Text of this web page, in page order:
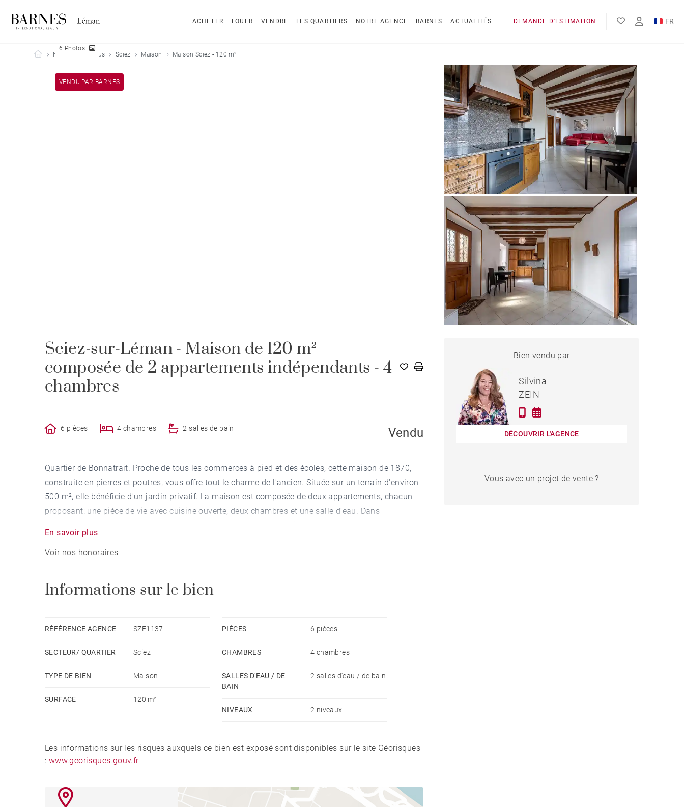
ACHETER LOUER VENDRE LES QUARTIERS NOTRE AGENCE BARNES ACTUALITÉS DEMANDE D'ESTIMATION
FR
Barnes Leman
Nos biens vendus Sciez Maison Maison Sciez - 120 m²
VENDU PAR BARNES
6 Photos
Sciez-sur-Léman - Maison de 120 m²
composée de 2 appartements indépendants - 4
chambres
6 pièces 4 chambres 2 salles de bain Vendu
Quartier de Bonnatrait. Proche de tous les commerces à pied et des écoles, cette maison de 1870,
construite en pierres et poutres, vous offre tout le charme de l'ancien. Située sur un terrain d'environ
500 m², elle bénéficie d'un jardin privatif. La maison est composée de deux appartements, chacun
proposant: une pièce de vie avec cuisine ouverte, deux chambres et une salle d'eau. Dans
nombreuses places de parking à l'extérieur complètent ce bien
Idéal pour investisseurs.
En savoir plus
Voir nos honoraires
Informations sur le bien
RÉFÉRENCE AGENCE SZE1137
SECTEUR/ QUARTIER Sciez
TYPE DE BIEN Maison
SURFACE 120 m²
PIÈCES 6 pièces
CHAMBRES 4 chambres
SALLES D'EAU / DE
BAIN
2 salles d'eau / de bain
NIVEAUX 2 niveaux
Les informations sur les risques auxquels ce bien est exposé sont disponibles sur le site Géorisques
: www.georisques.gouv.fr
MAISON SCIEZ - 120 M²
Bien vendu par
Silvina
ZEIN
DÉCOUVRIR L'AGENCE
Vous avec un projet de vente ?